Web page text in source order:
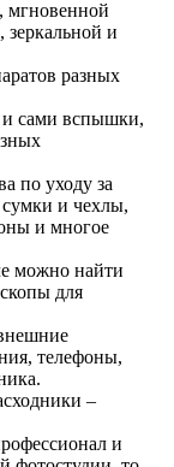
мгновенной
зеркальной и
разных
сами вспышки,
по уходу за
и чехлы,
и многое
можно найти
для
телефоны,
–
и